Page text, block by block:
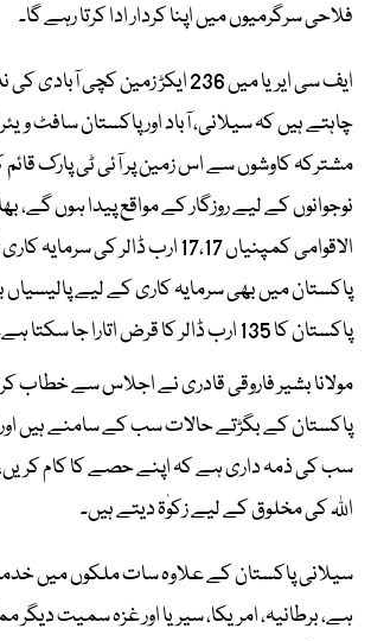
فلاحی سرگرمیوں میں اپنا کردار ادا کرتا رہے گا۔
ایف سی ایریا میں 236 ایکڑ زمین کچی
چاہتے ہیں کہ سیلانی، آباد اور پاکستان سافٹ
مشترکہ کاوشوں سے اس زمین پر آئی ٹی پارک
نوجوانوں کے لیے روزگار کے مواقع پیدا ہوں گے،
الاقوامی کمپنیاں 17،17 ارب ڈالر کی
پاکستان میں بھی سرمایہ کاری کے لیے پالیسیاں
پاکستان کا 135 ارب ڈالر کا قرض اتارا جا سکتا ہے۔
مولانا بشیر فاروقی قادری نے اجلاس سے خطاب
پاکستان کے بگڑتے حالات سب کے سامنے ہیں
سب کی ذمہ داری ہے کہ اپنے حصے کا کام
اللہ کی مخلوق کے لیے زکوٰۃ دیتے ہیں۔
سیلانی پاکستان کے علاوہ سات ملکوں میں
ہے، برطانیہ، امریکا، سیریا اور غزہ سمیت